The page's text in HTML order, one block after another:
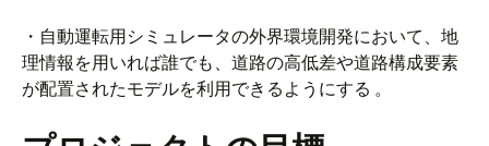
・自動運転用シミュレータの外界環境開発において、地
理情報を用いれば誰でも、道路の高低差や道路構成要素
が配置されたモデルを利用できるようにする 。